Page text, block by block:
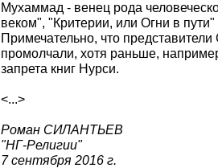
Мухаммад - венец рода
веком", "Критерии, или Огни в
Примечательно, что
промолчали, хотя раньше,
запрета книг Нурси.
<...>
Роман СИЛАНТЬЕВ
"НГ-Религии"
7 сентября 2016 г.